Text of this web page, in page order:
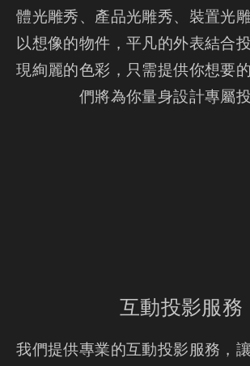
體光雕秀、產品光雕秀、裝置光
以想像的物件，平凡的外表結合
現絢麗的色彩，只需提供你想要
們將為你量身設計專屬投
互動投影服務
我們提供專業的互動投影服務，